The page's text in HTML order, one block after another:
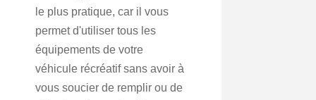
le plus pratique, car il vous
permet d'utiliser tous les
équipements de votre
véhicule récréatif sans avoir à
vous soucier de remplir ou de